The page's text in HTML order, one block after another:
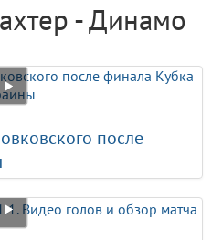
- Динамо
после